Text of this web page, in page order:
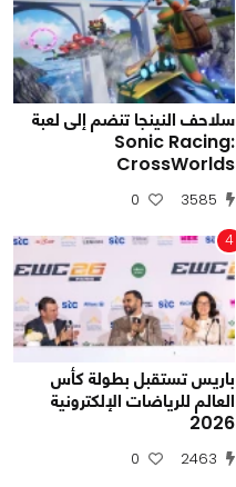
سلاحف النينجا تنضم إلى لعبة
Sonic Racing:
CrossWorlds
3585
0
4
باريس تستقبل بطولة كأس
العالم للرياضات الإلكترونية
2026
2463
0